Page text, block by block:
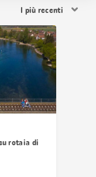
i
risultati
rotaia di